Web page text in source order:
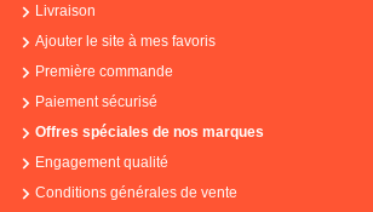
Livraison
Ajouter le site à mes favoris
Première commande
Paiement sécurisé
Offres spéciales de nos marques
Engagement qualité
Conditions générales de vente